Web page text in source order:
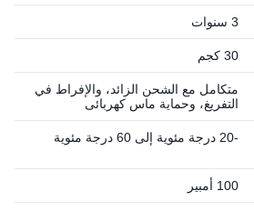
3 سنوات
30 كجم
متكامل مع الشحن الزائد، والإفراط في
التفريغ، وحماية ماس كهربائى
-20 درجة مئوية إلى 60 درجة مئوية
100 أمبير